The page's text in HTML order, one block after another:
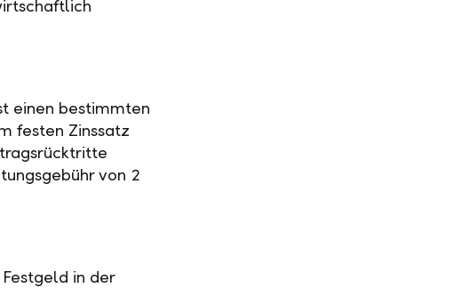
einen bestimmten
festen Zinssatz
von 2
in der